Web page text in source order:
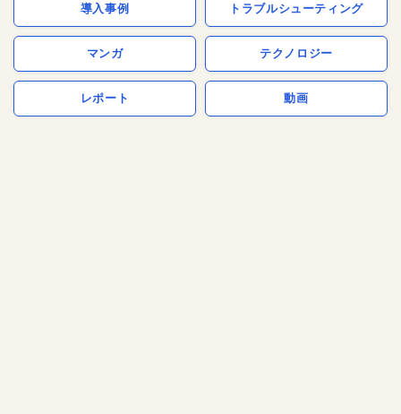
導入事例 トラブルシューティング
マンガ テクノロジー
レポート 動画